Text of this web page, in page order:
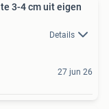
3-4 cm uit eigen
Details
27 jun 26